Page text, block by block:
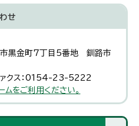
せ
黒金町7丁目5番地 釧路市
クス：0154-23-5222
をご利用ください。